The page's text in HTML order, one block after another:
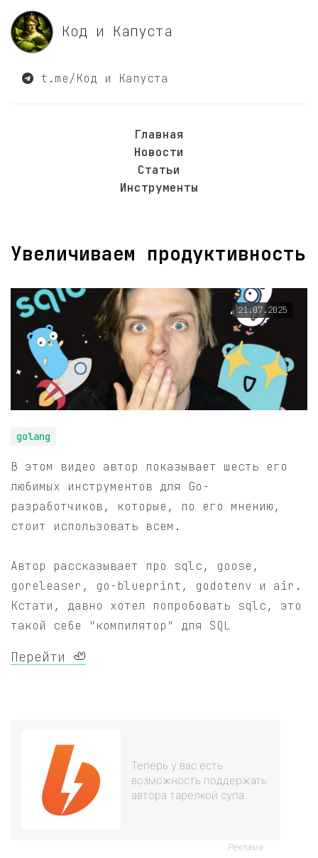
Код и Капуста
t.me/Код и Капуста
Главная
Новости
Статьи
Инструменты
Увеличиваем продуктивность
21.07.2025
golang
В этом видео автор показывает шесть его
любимых инструментов для Go-
разработчиков, которые, по его мнению,
стоит использовать всем.
Автор рассказывает про sqlc, goose,
goreleaser, go-blueprint, godotenv и air.
Кстати, давно хотел попробовать sqlc, это
такой себе "компилятор" для SQL
Перейти 🦥
Теперь у вас есть
возможность поддержать
автора тарелкой супа
Реклама